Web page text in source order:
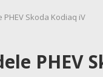
Skoda Kodiaq iV
PHEV